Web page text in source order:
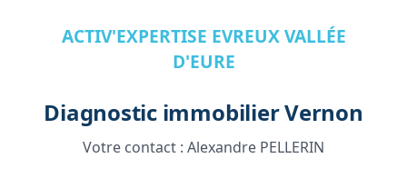
ACTIV'EXPERTISE EVREUX VALLÉE
D'EURE
Diagnostic immobilier Vernon
Votre contact : Alexandre PELLERIN